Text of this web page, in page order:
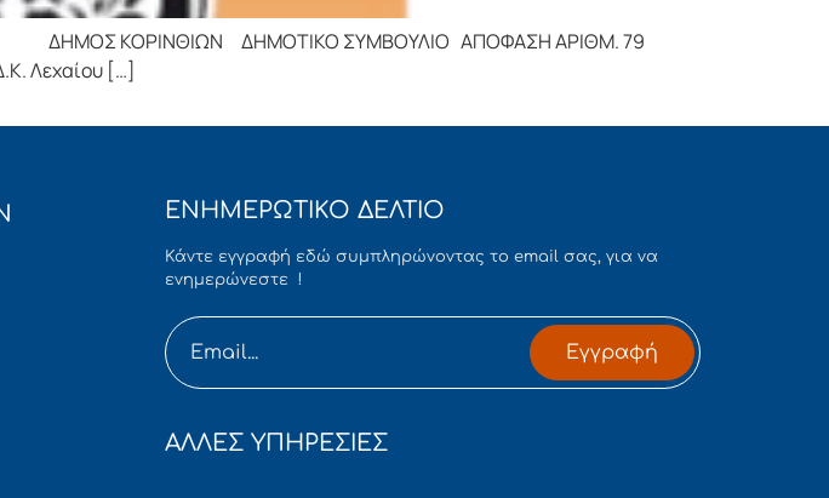
ΔΗΜΟΤΙΚΟ ΣΥΜΒΟΥΛΙΟ ΑΠΟΦΑΣΗ ΑΡΙΘΜ. 79
Λεχαίου […]
ΕΝΗΜΕΡΩΤΙΚΟ ΔΕΛΤΙΟ
Κάντε εγγραφή εδώ συμπληρώνοντας το email σας, για να
ενημερώνεστε !
Εγγραφή
ΑΛΛΕΣ ΥΠΗΡΕΣΙΕΣ